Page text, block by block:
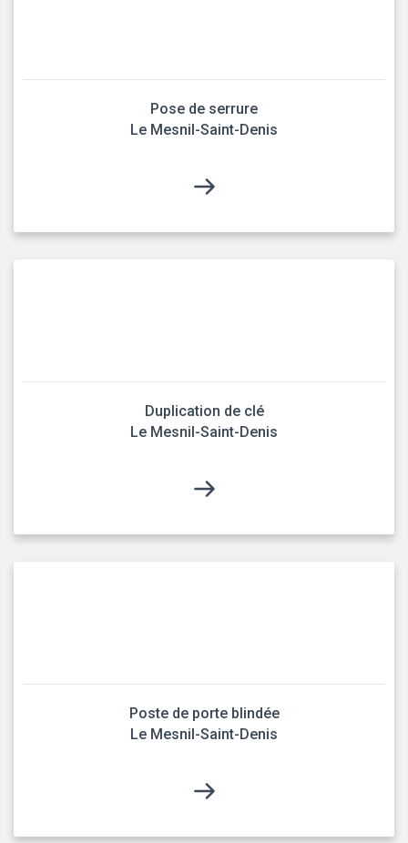
Pose de serrure
Le Mesnil-Saint-Denis
Duplication de clé
Le Mesnil-Saint-Denis
Poste de porte blindée
Le Mesnil-Saint-Denis